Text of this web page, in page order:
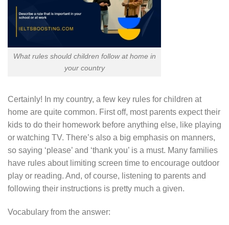
What rules should children follow at home in
your country
Certainly! In my country, a few key rules for children at
home are quite common. First off, most parents expect their
kids to do their homework before anything else, like playing
or watching TV. There’s also a big emphasis on manners,
so saying ‘please’ and ‘thank you’ is a must. Many families
have rules about limiting screen time to encourage outdoor
play or reading. And, of course, listening to parents and
following their instructions is pretty much a given.
Vocabulary from the answer: